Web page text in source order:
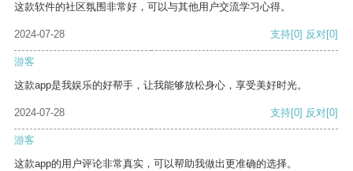
这款软件的社区氛围非常好，可以与其他用户交流学习心得。
2024-07-28 支持[0] 反对[0]
游客
这款app是我娱乐的好帮手，让我能够放松身心，享受美好时光。
2024-07-28 支持[0] 反对[0]
游客
这款app的用户评论非常真实，可以帮助我做出更准确的选择。